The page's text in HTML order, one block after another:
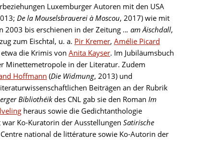
Luxemburger Autoren mit den USA
De la Mouselsbrauerei à Moscou, 2017) wie mit
2003 bis erschienen in der Zeitung ... am Äischdall,
zum Eischtal, u. a. Pir Kremer, Amélie Picard
die Krimis von Anita Kayser. Im Jubiläumsbuch
Minettemetropole in der Literatur. Zudem
Hoffmann (Die Widmung, 2013) und
Beiträgen an der Rubrik
Bibliothéikdes CNL gab sie den Roman Im
heraus sowie die Gedichtanthologie
war Ko-Kuratorin der Ausstellungen Satirische
national de littérature sowie Ko-Autorin der